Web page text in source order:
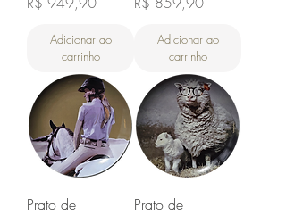
Adicionar ao
carrinho
Adicionar ao
carrinho
Prato de
Prato de